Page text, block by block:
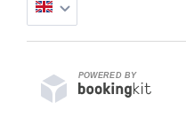
POWERED BY